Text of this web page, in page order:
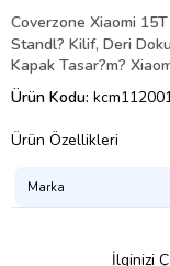
Coverzone Xiaomi
Standl? Kilif, Deri
Kapak Tasar?m?
Ürün Kodu:
Ürün Özellikleri
Marka
İlginizi